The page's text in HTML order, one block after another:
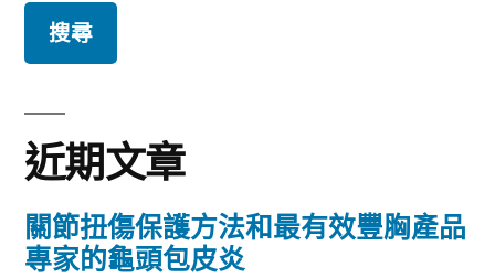
鍵
字:
近期文章
關節扭傷保護方法和最有效豐胸產品
專家的龜頭包皮炎